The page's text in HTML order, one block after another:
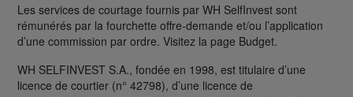
Les services de courtage fournis par WH SelfInvest sont
rémunérés par la fourchette offre-demande et/ou l’application
d’une commission par ordre. Visitez la page Budget.
WH SELFINVEST S.A., fondée en 1998, est titulaire d’une
licence de courtier (n° 42798), d’une licence de